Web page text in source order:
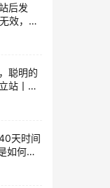
后发
效，是
一步
聪明的
站丨出
天时间
如何做